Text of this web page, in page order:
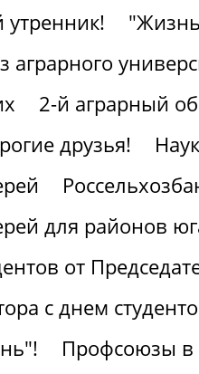
2-й аграрный
друзья!
для районов
от
с днем
Профсоюзы в